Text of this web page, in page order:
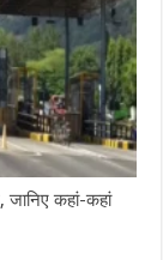
जानिए कहां-कहां